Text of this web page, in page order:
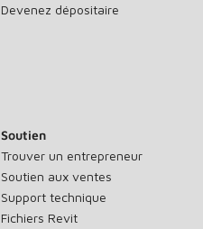
Devenez dépositaire
Soutien
Trouver un entrepreneur
Soutien aux ventes
Support technique
Fichiers Revit